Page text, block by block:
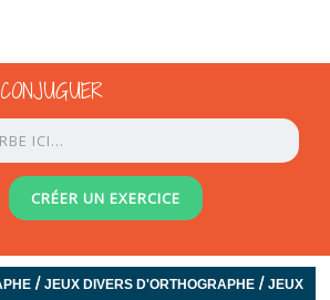
CRÉER UN EXERCICE
/JEUX DIVERS D'ORTHOGRAPHE /JEUX